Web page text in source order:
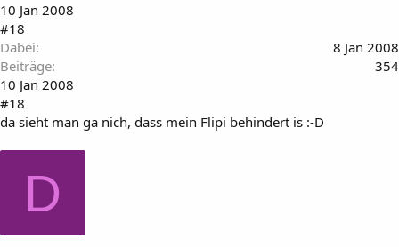
10 Jan 2008
#18
Dabei
8 Jan 2008
Beiträge
354
10 Jan 2008
#18
da sieht man ga nich, dass mein Flipi behindert is :-D
D